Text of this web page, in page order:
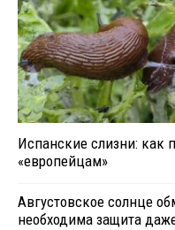
Испанские слизни: как
«европейцам»
Августовское солнце
необходима защита